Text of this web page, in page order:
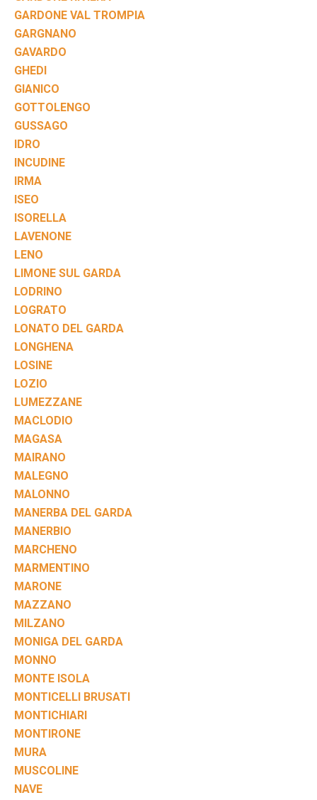
GARDONE VAL TROMPIA
GARGNANO
GAVARDO
GHEDI
GIANICO
GOTTOLENGO
GUSSAGO
IDRO
INCUDINE
IRMA
ISEO
ISORELLA
LAVENONE
LENO
LIMONE SUL GARDA
LODRINO
LOGRATO
LONATO DEL GARDA
LONGHENA
LOSINE
LOZIO
LUMEZZANE
MACLODIO
MAGASA
MAIRANO
MALEGNO
MALONNO
MANERBA DEL GARDA
MANERBIO
MARCHENO
MARMENTINO
MARONE
MAZZANO
MILZANO
MONIGA DEL GARDA
MONNO
MONTE ISOLA
MONTICELLI BRUSATI
MONTICHIARI
MONTIRONE
MURA
MUSCOLINE
NAVE